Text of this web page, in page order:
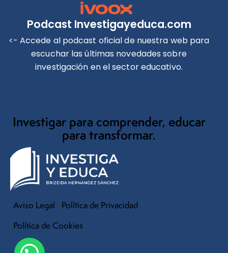
Podcast Investigayeduca.com
<- Accede al podcast oficial de nuestra web para
escuchar las últimas novedades sobre
investigación en el sector educativo.
Investigar para comprender, educar
para transformar.
Aviso Legal
Política de Privacidad
Política de Cookies